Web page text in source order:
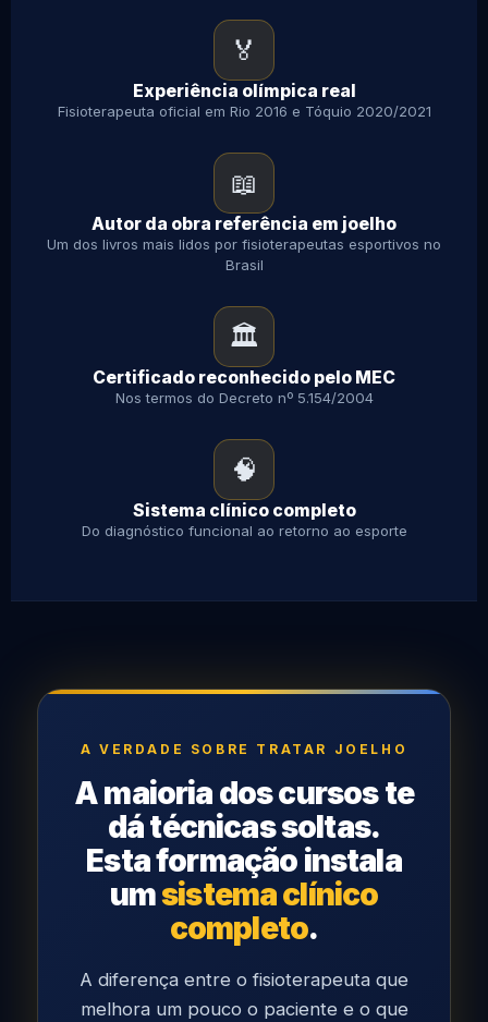
🏅
Experiência olímpica real
Fisioterapeuta oficial em Rio 2016 e Tóquio 2020/2021
📖
Autor da obra referência em joelho
Um dos livros mais lidos por fisioterapeutas esportivos no
Brasil
🏛️
Certificado reconhecido pelo MEC
Nos termos do Decreto nº 5.154/2004
🧠
Sistema clínico completo
Do diagnóstico funcional ao retorno ao esporte
A VERDADE SOBRE TRATAR JOELHO
A maioria dos cursos te
dá técnicas soltas.
Esta formação instala
umsistema clínico
completo.
A diferença entre o fisioterapeuta que
melhora um pouco o paciente e o que